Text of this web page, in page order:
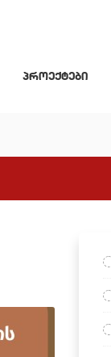
პროექტები